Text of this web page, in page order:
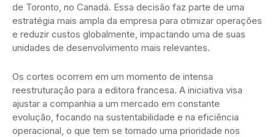
de Toronto, no Canadá. Essa decisão faz parte de uma
estratégia mais ampla da empresa para otimizar operações
e reduzir custos globalmente, impactando uma de suas
unidades de desenvolvimento mais relevantes.
Os cortes ocorrem em um momento de intensa
reestruturação para a editora francesa. A iniciativa visa
ajustar a companhia a um mercado em constante
evolução, focando na sustentabilidade e na eficiência
operacional, o que tem se tornado uma prioridade nos